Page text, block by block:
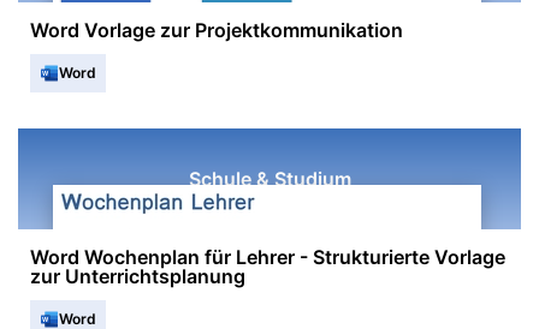
Word Vorlage zur Projektkommunikation
Word
Schule & Studium
Word Wochenplan für Lehrer - Strukturierte Vorlage
zur Unterrichtsplanung
Word